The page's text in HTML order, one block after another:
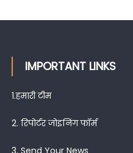
IMPORTANT LINKS
1.हमारी टीम
2. रिपोर्टर जोइनिंग फॉर्म
3. Send Your News